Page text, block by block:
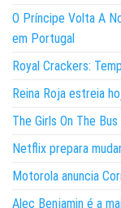
O Príncipe Volta A
em Portugal
Royal Crackers:
Reina Roja estreia
The Girls On The
Netflix prepara
Motorola anuncia
Alec Benjamin é a